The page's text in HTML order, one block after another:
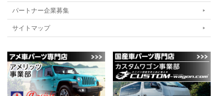
パートナー企業募集
サイトマップ